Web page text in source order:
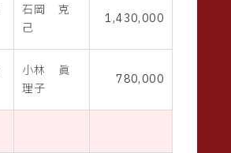
石岡 克
己
1,430,000
小林 眞
理子
780,000